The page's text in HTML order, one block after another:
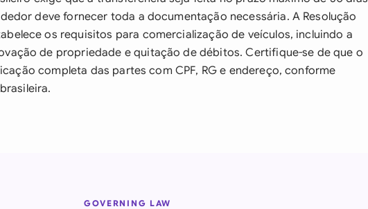
deve fornecer toda a documentação necessária. A Resolução
os requisitos para comercialização de veículos, incluindo a
de propriedade e quitação de débitos. Certifique-se de que o
completa das partes com CPF, RG e endereço, conforme
GOVERNING LAW